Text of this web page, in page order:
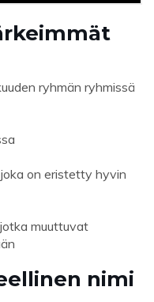
ryhmän ryhmissä
on eristetty hyvin
muuttuvat
nimi